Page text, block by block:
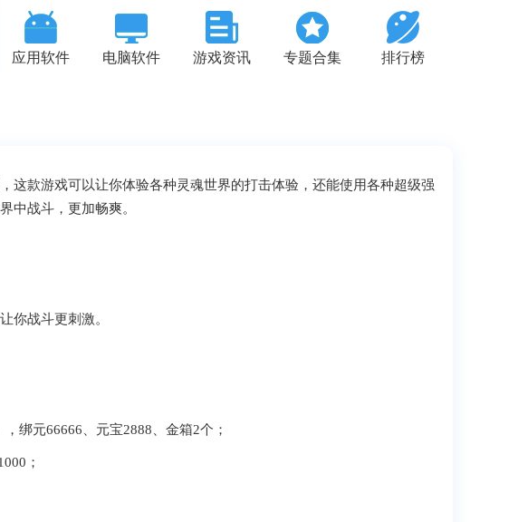
应用软件 电脑软件 游戏资讯 专题合集 排行榜
这款游戏可以让你体验各种灵魂世界的打击体验，还能使用各种超级强
中战斗，更加畅爽。
你战斗更刺激。
绑元66666、元宝2888、金箱2个；
；